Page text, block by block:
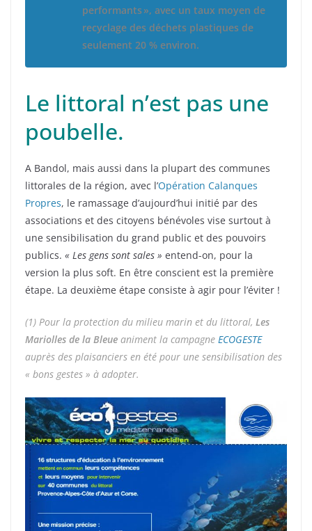
performants », avec un taux moyen de
recyclage des déchets plastiques de
seulement 20 % environ.
Le littoral n’est pas une
poubelle.
A Bandol, mais aussi dans la plupart des communes
littorales de la région, avec l’Opération Calanques
Propres, le ramassage d’aujourd’hui initié par des
associations et des citoyens bénévoles vise surtout à
une sensibilisation du grand public et des pouvoirs
publics. « Les gens sont sales » entend-on, pour la
version la plus soft. En être conscient est la première
étape. La deuxième étape consiste à agir pour l’éviter !
(1) Pour la protection du milieu marin et du littoral, Les
Mariolles de la Bleue animent la campagne ECOGESTE
auprès des plaisanciers en été pour une sensibilisation des
« bons gestes » à adopter.